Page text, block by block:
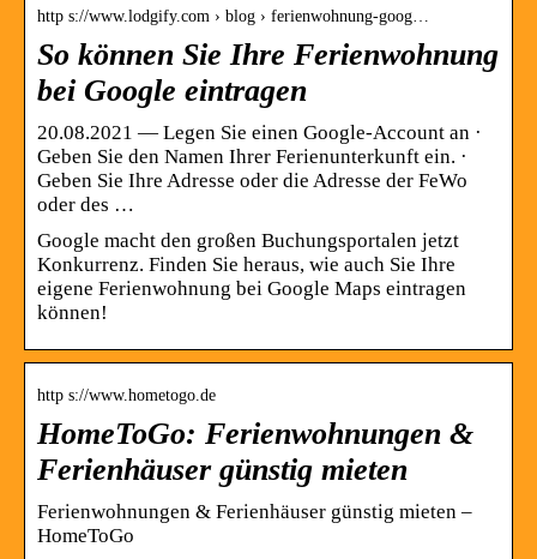
http s://www.lodgify.com › blog › ferienwohnung-goog…
So können Sie Ihre Ferienwohnung
bei Google eintragen
20.08.2021 — Legen Sie einen Google-Account an ·
Geben Sie den Namen Ihrer Ferienunterkunft ein. ·
Geben Sie Ihre Adresse oder die Adresse der FeWo
oder des …
Google macht den großen Buchungsportalen jetzt
Konkurrenz. Finden Sie heraus, wie auch Sie Ihre
eigene Ferienwohnung bei Google Maps eintragen
können!
http s://www.hometogo.de
HomeToGo: Ferienwohnungen &
Ferienhäuser günstig mieten
Ferienwohnungen & Ferienhäuser günstig mieten –
HomeToGo